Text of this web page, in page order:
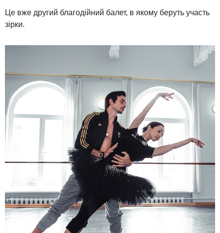
Це вже другий благодійний балет, в якому беруть участь
зірки.